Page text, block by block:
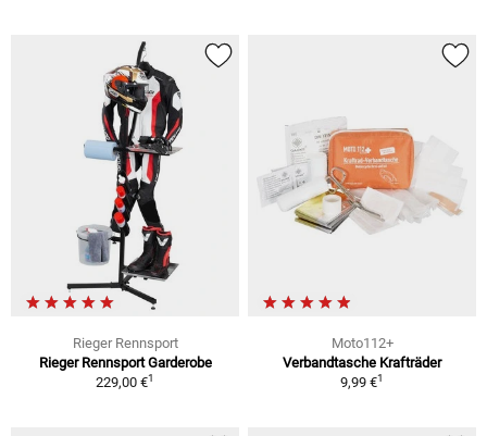
Rieger Rennsport
Rieger Rennsport Garderobe
229,00 €1
Moto112+
Verbandtasche Krafträder
9,99 €1